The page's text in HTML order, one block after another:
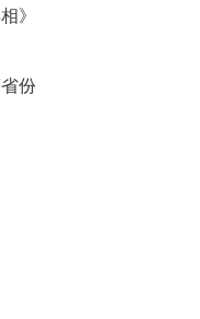
》
份